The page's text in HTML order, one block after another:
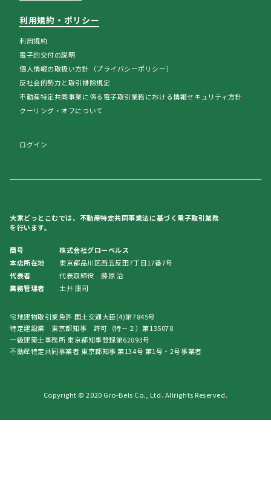
利用規約・ポリシー
利用規約
電子的交付の説明
個人情報の取扱い方針（プライバシーポリシー）
反社会的勢力と取引排除規定
不動産特定共同事業に係る電子取引業務における情報セキュリティ方針
クーリング・オフについて
ログイン
大家どっとこむでは、不動産特定共同事業法に基づく電子取引業務
を行います。
商号
株式会社グローベルス
本店所在地
東京都品川区西五反田7丁目17番7号
代表者
代表取締役 藤原 治
業務管理者
土井 康司
宅地建物取引業免許 国土交通大臣(4)第7845号
特定建設業 東京都知事 許可（特－２）第135078
一級建築士事務所 東京都知事登録第62093号
不動産特定共同事業者 東京都知事 第134号 第1号・2号事業者
Copyright © 2020 Gro-Bels Co., Ltd. Allrights Reserved.